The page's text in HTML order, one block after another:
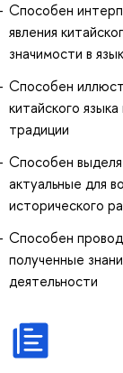
Способен
явления
значимости в
Способен
китайского
традиции
Способен
актуальные для
исторического
Способен
полученные
деятельности